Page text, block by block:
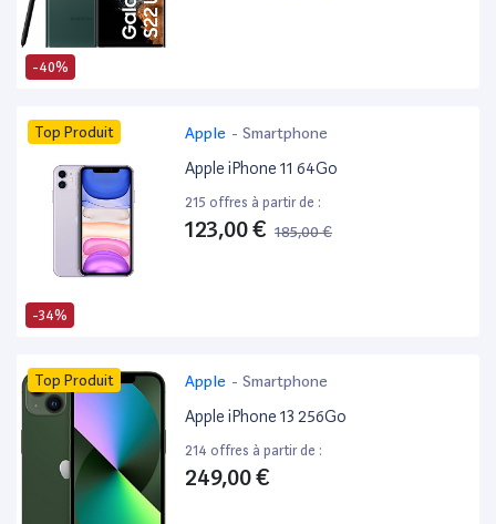
-40%
-34%
Top Produit Apple - Smartphone
Apple iPhone 11 64Go
215 offres à partir de :
123,00 € 185,00 €
Top Produit Apple - Smartphone
Apple iPhone 13 256Go
214 offres à partir de :
249,00 €